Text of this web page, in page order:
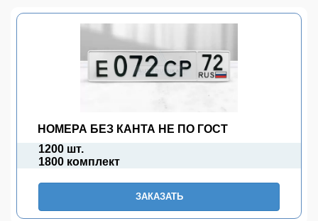
НОМЕРА БЕЗ КАНТА НЕ ПО ГОСТ
1200 шт.
1800 комплект
ЗАКАЗАТЬ